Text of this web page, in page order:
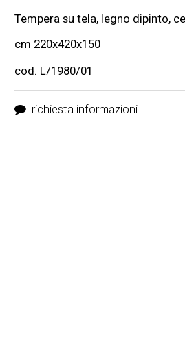
Tempera su tela, legno dipinto,
cm 220x420x150
cod. L/1980/01
richiesta informazioni